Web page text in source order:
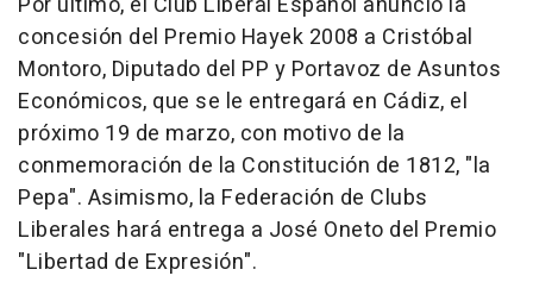
concesión del Premio Hayek 2008 a Cristóbal
Montoro, Diputado del PP y Portavoz de Asuntos
Económicos, que se le entregará en Cádiz, el
próximo 19 de marzo, con motivo de la
conmemoración de la Constitución de 1812, "la
Pepa". Asimismo, la Federación de Clubs
Liberales hará entrega a José Oneto del Premio
"Libertad de Expresión".